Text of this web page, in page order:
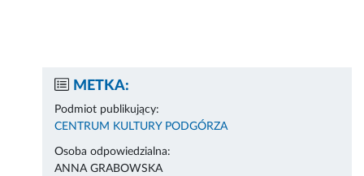
METKA:
Podmiot publikujący:
CENTRUM KULTURY PODGÓRZA
Osoba odpowiedzialna:
ANNA GRABOWSKA